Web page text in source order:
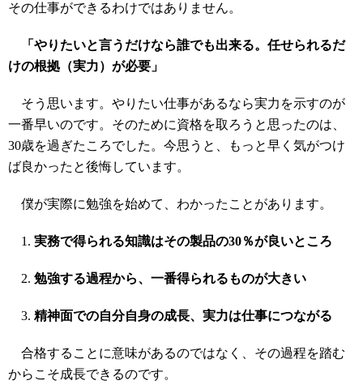
その仕事ができるわけではありません。
「やりたいと言うだけなら誰でも出来る。任せられるだ
けの根拠（実力）が必要」
そう思います。やりたい仕事があるなら実力を示すのが
一番早いのです。そのために資格を取ろうと思ったのは、
30歳を過ぎたころでした。今思うと、もっと早く気がつけ
ば良かったと後悔しています。
僕が実際に勉強を始めて、わかったことがあります。
実務で得られる知識はその製品の30％が良いところ
勉強する過程から、一番得られるものが大きい
精神面での自分自身の成長、実力は仕事につながる
合格することに意味があるのではなく、その過程を踏む
からこそ成長できるのです。